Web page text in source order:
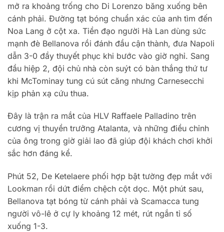
mở ra khoảng trống cho Di Lorenzo băng xuống bên
cánh phải. Đường tạt bóng chuẩn xác của anh tìm đến
Noa Lang ở cột xa. Tiền đạo người Hà Lan dùng sức
mạnh đè Bellanova rồi đánh đầu cận thành, đưa Napoli
dẫn 3-0 đầy thuyết phục khi bước vào giờ nghỉ. Sang
đầu hiệp 2, đội chủ nhà còn suýt có bàn thắng thứ tư
khi McTominay tung cú sút căng nhưng Carnesecchi
kịp phản xạ cứu thua.
Đây là trận ra mắt của HLV Raffaele Palladino trên
cương vị thuyền trưởng Atalanta, và những điều chỉnh
của ông trong giờ giải lao đã giúp đội khách chơi khởi
sắc hơn đáng kể.
Phút 52, De Ketelaere phối hợp bật tường đẹp mắt với
Lookman rồi dứt điểm chệch cột dọc. Một phút sau,
Bellanova tạt bóng từ cánh phải và Scamacca tung
người vô-lê ở cự ly khoảng 12 mét, rút ngắn tỉ số
xuống 1-3.